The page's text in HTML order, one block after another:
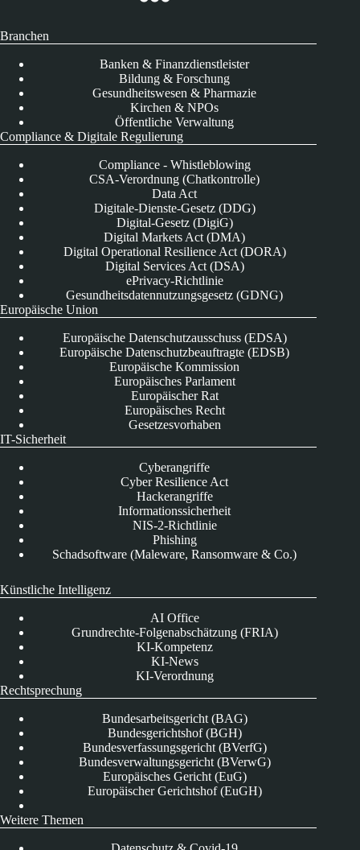
Branchen
Banken & Finanzdienstleister
Bildung & Forschung
Gesundheitswesen & Pharmazie
Kirchen & NPOs
Öffentliche Verwaltung
Compliance & Digitale Regulierung
Compliance - Whistleblowing
CSA-Verordnung (Chatkontrolle)
Data Act
Digitale-Dienste-Gesetz (DDG)
Digital-Gesetz (DigiG)
Digital Markets Act (DMA)
Digital Operational Resilience Act (DORA)
Digital Services Act (DSA)
ePrivacy-Richtlinie
Gesundheitsdatennutzungsgesetz (GDNG)
Europäische Union
Europäische Datenschutzausschuss (EDSA)
Europäische Datenschutzbeauftragte (EDSB)
Europäische Kommission
Europäisches Parlament
Europäischer Rat
Europäisches Recht
Gesetzesvorhaben
IT-Sicherheit
Cyberangriffe
Cyber Resilience Act
Hackerangriffe
Informationssicherheit
NIS-2-Richtlinie
Phishing
Schadsoftware (Maleware, Ransomware & Co.)
Künstliche Intelligenz
AI Office
Grundrechte-Folgenabschätzung (FRIA)
KI-Kompetenz
KI-News
KI-Verordnung
Rechtsprechung
Bundesarbeitsgericht (BAG)
Bundesgerichtshof (BGH)
Bundesverfassungsgericht (BVerfG)
Bundesverwaltungsgericht (BVerwG)
Europäisches Gericht (EuG)
Europäischer Gerichtshof (EuGH)
Weitere Themen